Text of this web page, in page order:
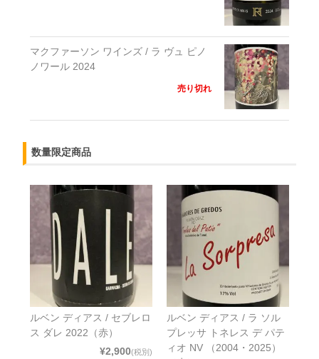
マクファーソン ワインズ / ラ ヴュ ピノ
ノワール 2024
売り切れ
数量限定商品
ルベン ディアス / セブレロ
ス ダレ 2022（赤）
¥2,900(税別)
ルベン ディアス / ラ ソル
プレッサ トネレス デ パテ
ィオ NV （2004・2025）